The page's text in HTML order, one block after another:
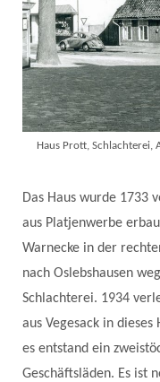
Haus Prott, Schlachterei,
Das Haus wurde 1733
aus Platjenwerbe
Warnecke in der
nach Oslebshausen
Schlachterei. 1934
aus Vegesack in dieses
es entstand ein
Geschäftsläden. Es ist